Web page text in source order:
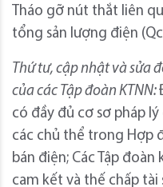
Tháo gỡ nút thắt liên
tổng sản lượng điện
Thứ tư, cập nhật và sửa
của các Tập đoàn KTNN:
có đầy đủ cơ sơ pháp
các chủ thể trong Hợp
bán điện; Các Tập
cam kết và thế chấp